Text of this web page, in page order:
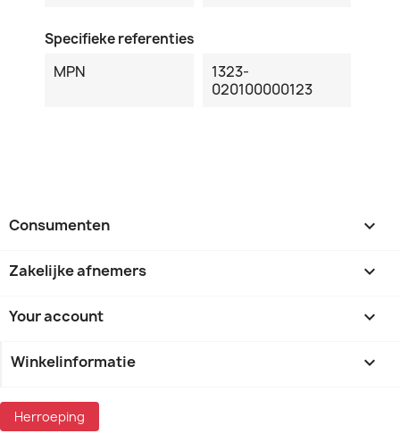
Specifieke referenties
MPN
1323-
020100000123
Consumenten 
Zakelijke afnemers 
Your account 
Winkelinformatie keyboard_arrow_down
Herroeping